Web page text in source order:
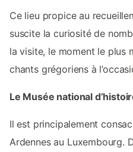
Ce lieu propice au
suscite la curiosité de
la visite, le moment le plus
chants grégoriens à
Le Musée national
Il est principalement
Ardennes au Luxembourg.